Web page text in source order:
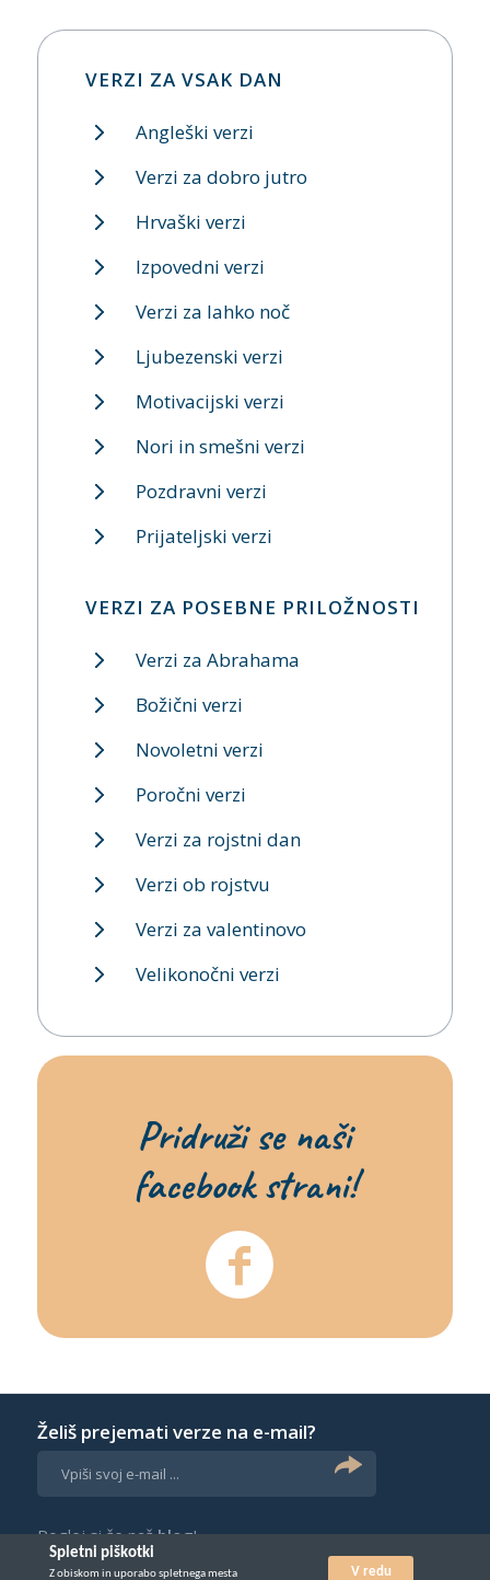
VERZI ZA VSAK DAN
Angleški verzi
Verzi za dobro jutro
Hrvaški verzi
Izpovedni verzi
Verzi za lahko noč
Ljubezenski verzi
Motivacijski verzi
Nori in smešni verzi
Pozdravni verzi
Prijateljski verzi
VERZI ZA POSEBNE PRILOŽNOSTI
Verzi za Abrahama
Božični verzi
Novoletni verzi
Poročni verzi
Verzi za rojstni dan
Verzi ob rojstvu
Verzi za valentinovo
Velikonočni verzi
Pridruži se naši
facebook strani!
Želiš prejemati verze na e-mail?
Poglej si še našblog!
Spletni piškotki
Z obiskom in uporabo spletnega mesta V redu